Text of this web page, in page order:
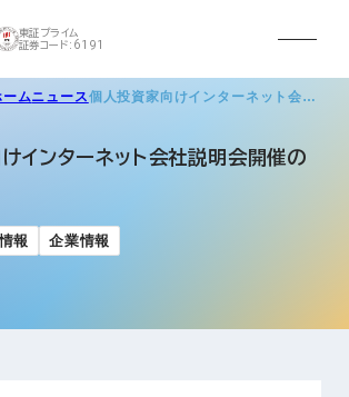
東証プライム
証券コード:6191
ームニュース個人投資家向けインターネット会…
インターネット会社説明会開催の
報 企業情報